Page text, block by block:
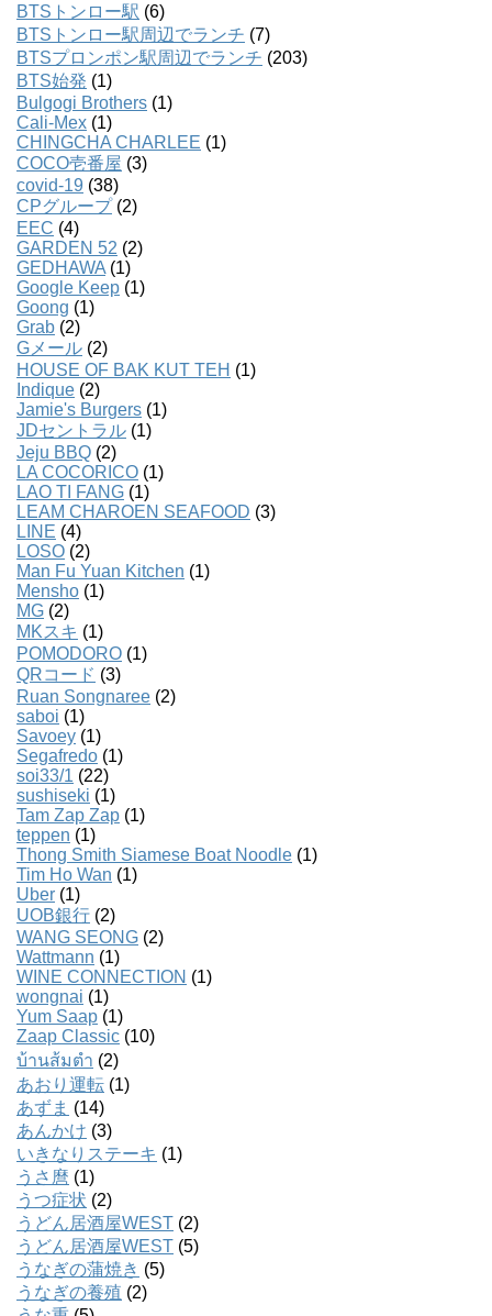
BTSトンロー駅 (6)
BTSトンロー駅周辺でランチ (7)
BTSプロンポン駅周辺でランチ (203)
BTS始発 (1)
Bulgogi Brothers (1)
Cali-Mex (1)
CHINGCHA CHARLEE (1)
COCO壱番屋 (3)
covid-19 (38)
CPグループ(2)
EEC (4)
GARDEN 52 (2)
GEDHAWA(1)
Google Keep (1)
Goong (1)
Grab (2)
Gメール (2)
HOUSE OF BAK KUT TEH (1)
Indique (2)
Jamie's Burgers (1)
JDセントラル (1)
Jeju BBQ (2)
LA COCORICO (1)
LAO TI FANG (1)
LEAM CHAROEN SEAFOOD (3)
LINE (4)
LOSO (2)
Man Fu Yuan Kitchen (1)
Mensho (1)
MG (2)
MKスキ (1)
POMODORO (1)
QRコード (3)
Ruan Songnaree (2)
saboi (1)
Savoey (1)
Segafredo (1)
soi33/1 (22)
sushiseki (1)
Tam Zap Zap (1)
teppen (1)
Thong Smith Siamese Boat Noodle (1)
Tim Ho Wan (1)
Uber (1)
UOB銀行 (2)
WANG SEONG (2)
Wattmann (1)
WINE CONNECTION (1)
wongnai (1)
Yum Saap (1)
Zaap Classic (10)
บ้านส้มตํา (2)
あおり運転 (1)
あずま (14)
あんかけ (3)
いきなりステーキ (1)
うさ麿 (1)
うつ症状 (2)
うどん居酒屋WEST (2)
うどん居酒屋WEST (5)
うなぎの蒲焼き (5)
うなぎの養殖 (2)